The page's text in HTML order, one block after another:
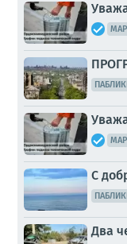
С
Два